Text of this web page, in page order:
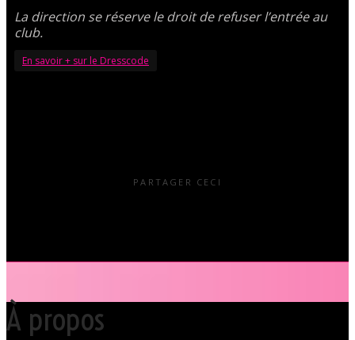
La direction se réserve le droit de refuser l’entrée au
club.
En savoir + sur le Dresscode
PARTAGER CECI
À propos